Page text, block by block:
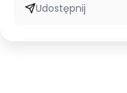
Udostępnij